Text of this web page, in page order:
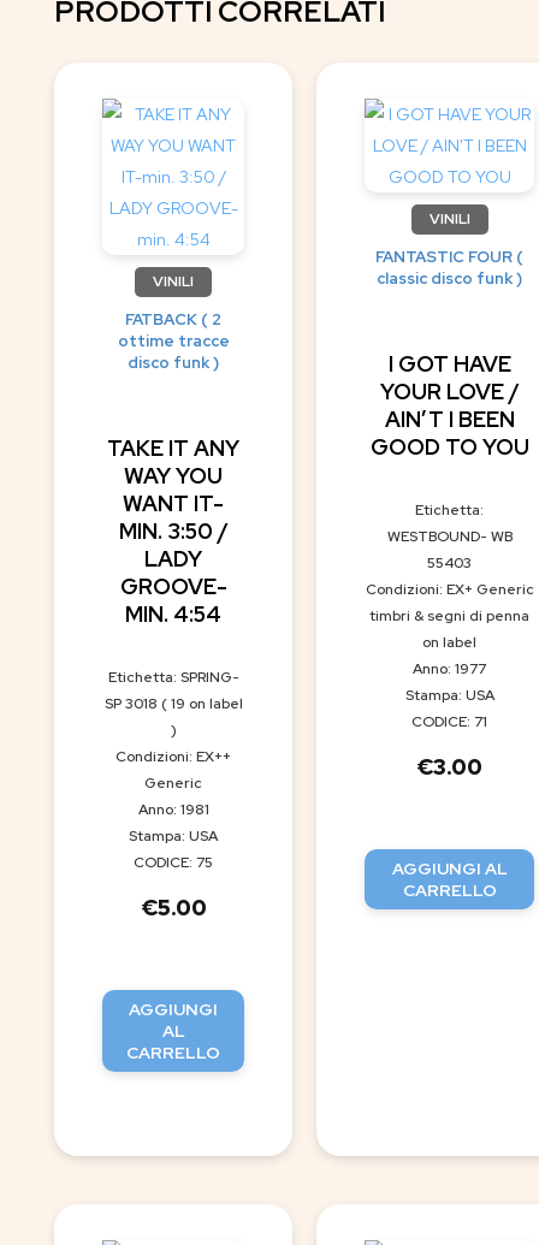
PRODOTTI CORRELATI
VINILI
FATBACK ( 2
ottime tracce
disco funk )
TAKE IT ANY
WAY YOU
WANT IT-
MIN. 3:50 /
LADY
GROOVE-
MIN. 4:54
Etichetta: SPRING-
SP 3018 ( 19 on label
)
Condizioni: EX++
Generic
Anno: 1981
Stampa: USA
CODICE: 75
€5.00
AGGIUNGI
AL
CARRELLO
VINILI
FANTASTIC FOUR (
classic disco funk )
I GOT HAVE
YOUR LOVE /
AIN’T I BEEN
GOOD TO YOU
Etichetta:
WESTBOUND- WB
55403
Condizioni: EX+ Generic
timbri & segni di penna
on label
Anno: 1977
Stampa: USA
CODICE: 71
€3.00
AGGIUNGI AL
CARRELLO